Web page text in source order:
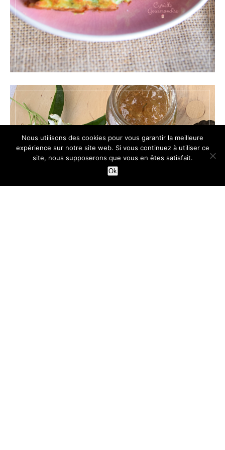
Nous utilisons des cookies pour vous garantir la meilleure
expérience sur notre site web. Si vous continuez à utiliser ce
site, nous supposerons que vous en êtes satisfait.
Ok